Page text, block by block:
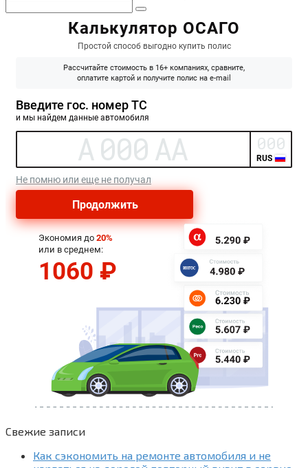
Поиск:
Свежие записи
Как сэкономить на ремонте автомобиля и не